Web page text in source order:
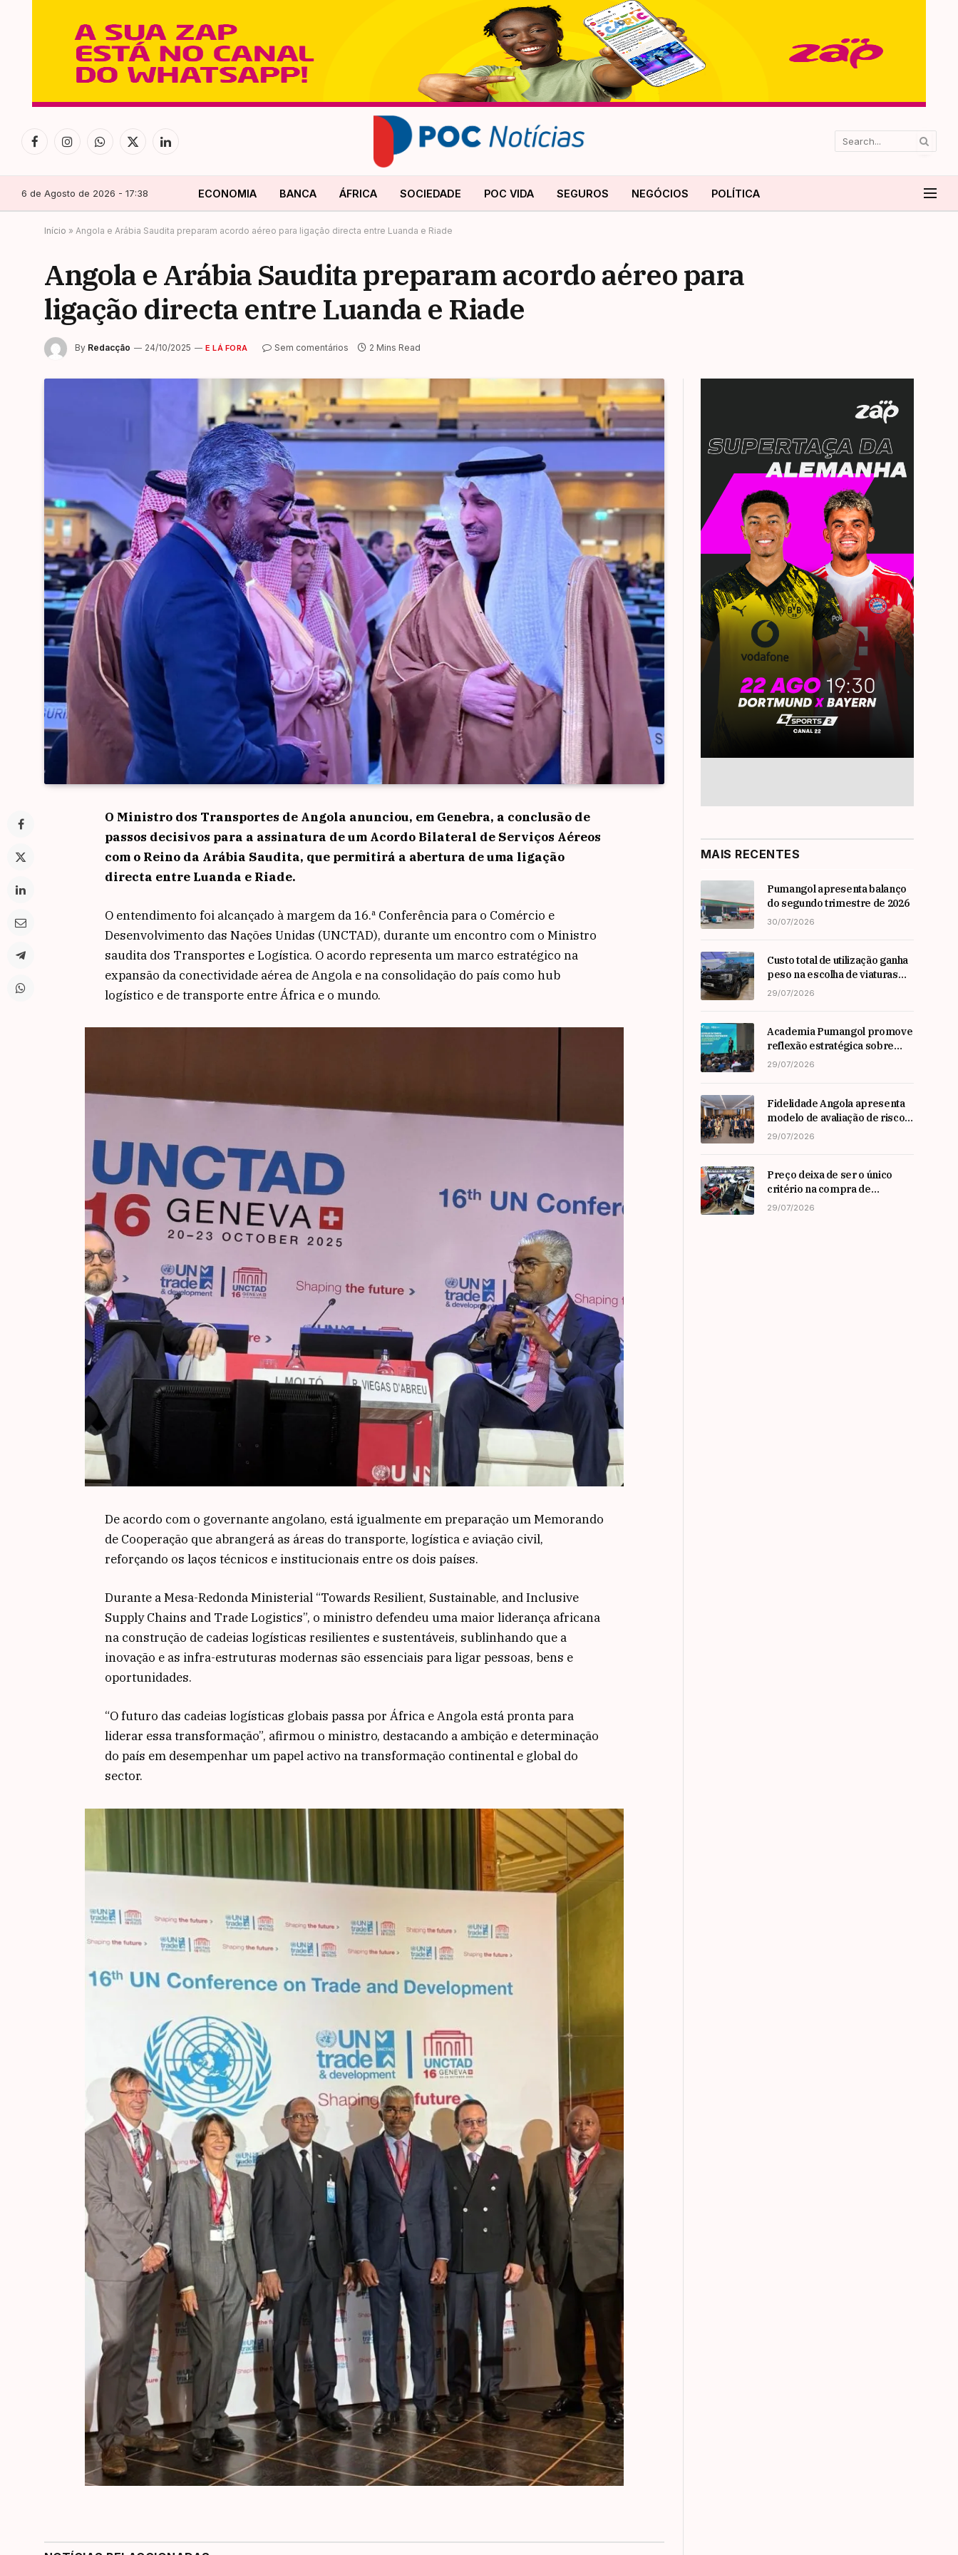
FacebookInstagramWhatsApp
X
LinkedIn
6 de Agosto de 2026 - 17:38 ECONOMIA BANCA ÁFRICA SOCIEDADE POC VIDA SEGUROS NEGÓCIOS POLÍTICA
Início » Angola e Arábia Saudita preparam acordo aéreo para ligação directa entre Luanda e Riade
Angola e Arábia Saudita preparam acordo aéreo para
ligação directa entre Luanda e Riade
By Redacção 24/10/2025 E LÁ FORA Sem comentários 2 Mins Read
O Ministro dos Transportes de Angola anunciou, em Genebra, a conclusão de
passos decisivos para a assinatura de um Acordo Bilateral de Serviços Aéreos
com o Reino da Arábia Saudita, que permitirá a abertura de uma ligação
directa entre Luanda e Riade.
O entendimento foi alcançado à margem da 16.ª Conferência para o Comércio e
Desenvolvimento das Nações Unidas (UNCTAD), durante um encontro com o Ministro
saudita dos Transportes e Logística. O acordo representa um marco estratégico na
expansão da conectividade aérea de Angola e na consolidação do país como hub
logístico e de transporte entre África e o mundo.
De acordo com o governante angolano, está igualmente em preparação um Memorando
de Cooperação que abrangerá as áreas do transporte, logística e aviação civil,
reforçando os laços técnicos e institucionais entre os dois países.
Durante a Mesa-Redonda Ministerial “Towards Resilient, Sustainable, and Inclusive
Supply Chains and Trade Logistics”, o ministro defendeu uma maior liderança africana
na construção de cadeias logísticas resilientes e sustentáveis, sublinhando que a
inovação e as infra-estruturas modernas são essenciais para ligar pessoas, bens e
oportunidades.
“O futuro das cadeias logísticas globais passa por África e Angola está pronta para
liderar essa transformação”, afirmou o ministro, destacando a ambição e determinação
do país em desempenhar um papel activo na transformação continental e global do
sector.
MAIS RECENTES
Pumangol apresenta balanço
do segundo trimestre de 2026
30/07/2026
Custo total de utilização ganha
peso na escolha de viaturas
em angola
29/07/2026
Academia Pumangol promove
reflexão estratégica sobre
liderança e inovação com
29/07/2026
Fidelidade Angola apresenta
modelo de avaliação de risco
em Workshop da ARSEG
29/07/2026
Preço deixa de ser o único
critério na compra de
automóveis em angola
29/07/2026